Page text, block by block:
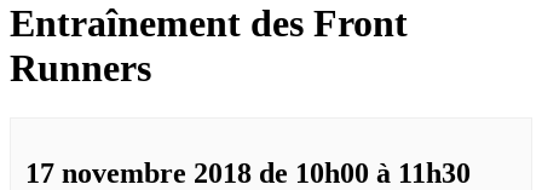
Entraînement des Front
Runners
17 novembre 2018 de 10h00 à 11h30